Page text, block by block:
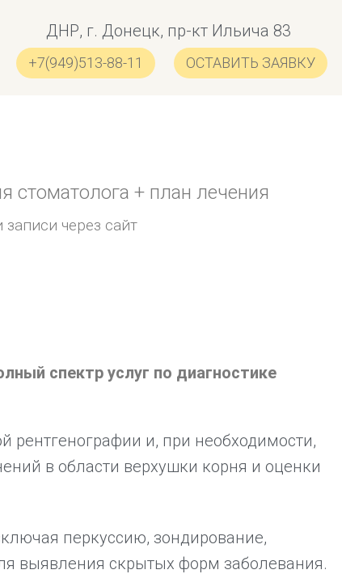
ДНР, г. Донецк, пр-кт Ильича 83
+7(949)513-88-11 ОСТАВИТЬ ЗАЯВКУ
стоматолога + план лечения
через сайт
спектр услуг по диагностике
и, при необходимости,
в области верхушки корня и оценки
перкуссию, зондирование,
выявления скрытых форм заболевания.